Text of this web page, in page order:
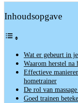
Inhoudsopgave
Wat er gebeurt in
Waarom herstel
Effectieve
hometrainer
De rol van
Goed trainen